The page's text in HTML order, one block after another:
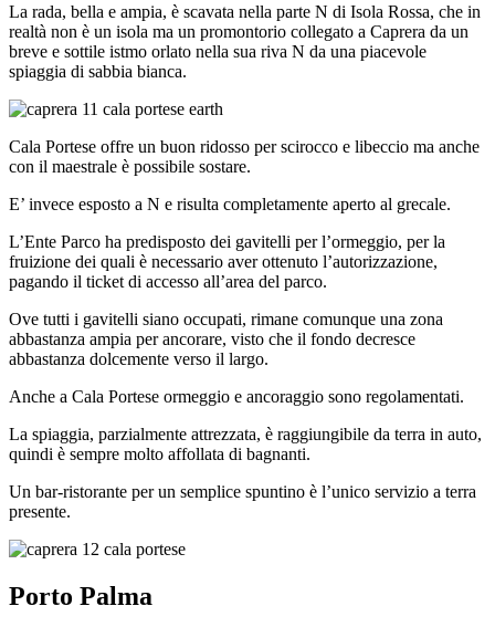
La rada, bella e ampia, è scavata nella parte N di Isola Rossa, che in
realtà non è un isola ma un promontorio collegato a Caprera da un
breve e sottile istmo orlato nella sua riva N da una piacevole
spiaggia di sabbia bianca.
Cala Portese offre un buon ridosso per scirocco e libeccio ma anche
con il maestrale è possibile sostare.
E’ invece esposto a N e risulta completamente aperto al grecale.
L’Ente Parco ha predisposto dei gavitelli per l’ormeggio, per la
fruizione dei quali è necessario aver ottenuto l’autorizzazione,
pagando il ticket di accesso all’area del parco.
Ove tutti i gavitelli siano occupati, rimane comunque una zona
abbastanza ampia per ancorare, visto che il fondo decresce
abbastanza dolcemente verso il largo.
Anche a Cala Portese ormeggio e ancoraggio sono regolamentati.
La spiaggia, parzialmente attrezzata, è raggiungibile da terra in auto,
quindi è sempre molto affollata di bagnanti.
Un bar-ristorante per un semplice spuntino è l’unico servizio a terra
presente.
Porto Palma